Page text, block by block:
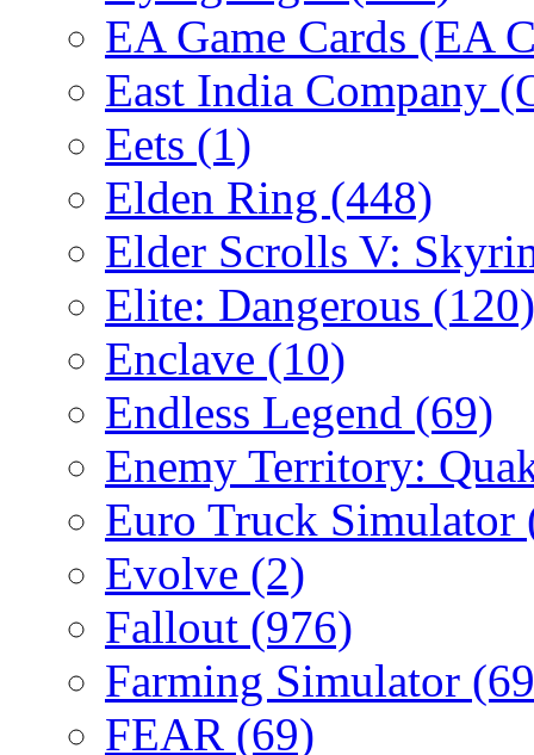
EA Game Cards (EA
East India Company
Eets (1)
Elden Ring (448)
Elder Scrolls V:
Elite: Dangerous (120)
Enclave (10)
Endless Legend (69)
Enemy Territory:
Euro Truck Simulator
Evolve (2)
Fallout (976)
Farming Simulator
FEAR (69)